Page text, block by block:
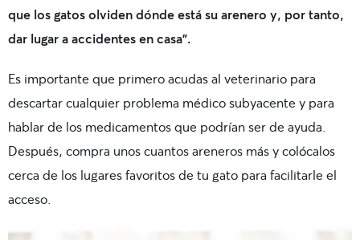
que los gatos olviden dónde está su arenero y, por tanto,
dar lugar a accidentes en casa”.
Es importante que primero acudas al veterinario para
descartar cualquier problema médico subyacente y para
hablar de los medicamentos que podrían ser de ayuda.
Después, compra unos cuantos areneros más y colócalos
cerca de los lugares favoritos de tu gato para facilitarle el
acceso.